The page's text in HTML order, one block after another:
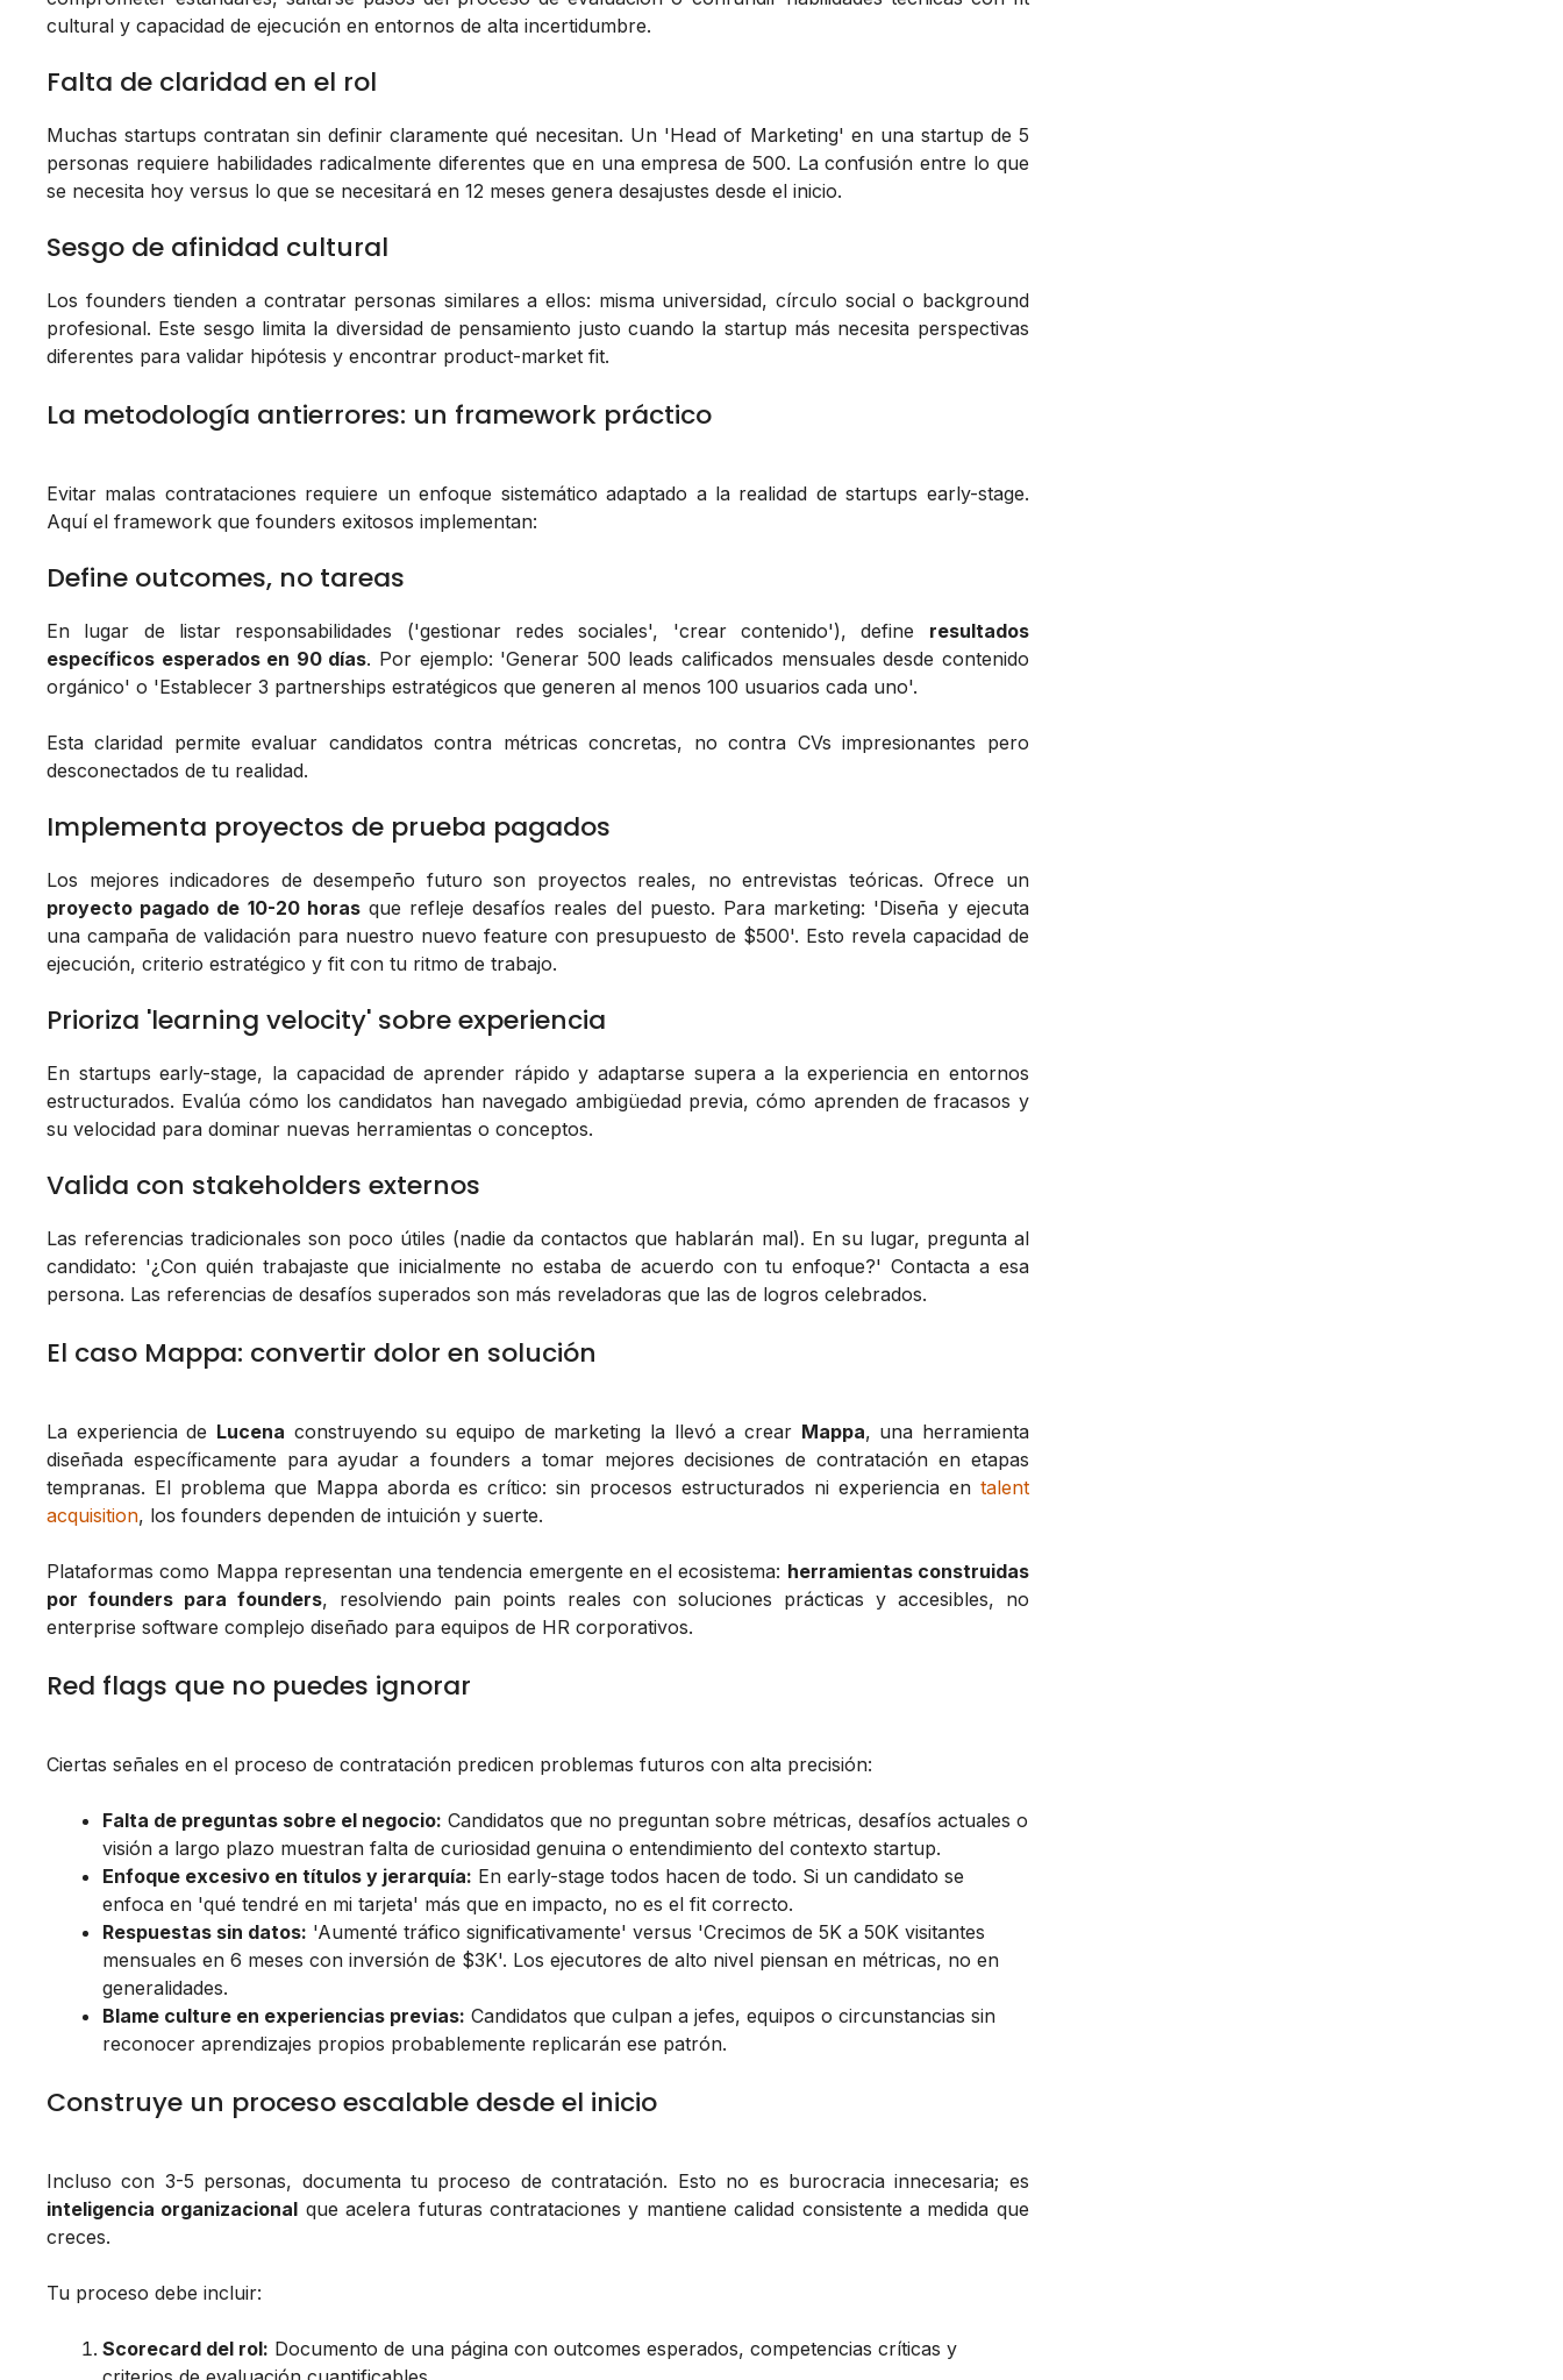
cultural y capacidad de ejecución en entornos de alta incertidumbre.
Falta de claridad en el rol
Muchas startups contratan sin definir claramente qué necesitan. Un 'Head of Marketing' en una startup de 5
personas requiere habilidades radicalmente diferentes que en una empresa de 500. La confusión entre lo que
se necesita hoy versus lo que se necesitará en 12 meses genera desajustes desde el inicio.
Sesgo de afinidad cultural
Los founders tienden a contratar personas similares a ellos: misma universidad, círculo social o background
profesional. Este sesgo limita la diversidad de pensamiento justo cuando la startup más necesita perspectivas
diferentes para validar hipótesis y encontrar product-market fit.
La metodología antierrores: un framework práctico
Evitar malas contrataciones requiere un enfoque sistemático adaptado a la realidad de startups early-stage.
Aquí el framework que founders exitosos implementan:
Define outcomes, no tareas
En lugar de listar responsabilidades ('gestionar redes sociales', 'crear contenido'), define resultados
específicos esperados en 90 días. Por ejemplo: 'Generar 500 leads calificados mensuales desde contenido
orgánico' o 'Establecer 3 partnerships estratégicos que generen al menos 100 usuarios cada uno'.
Esta claridad permite evaluar candidatos contra métricas concretas, no contra CVs impresionantes pero
desconectados de tu realidad.
Implementa proyectos de prueba pagados
Los mejores indicadores de desempeño futuro son proyectos reales, no entrevistas teóricas. Ofrece un
proyecto pagado de 10-20 horasque refleje desafíos reales del puesto. Para marketing: 'Diseña y ejecuta
una campaña de validación para nuestro nuevo feature con presupuesto de $500'. Esto revela capacidad de
ejecución, criterio estratégico y fit con tu ritmo de trabajo.
Prioriza 'learning velocity' sobre experiencia
En startups early-stage, la capacidad de aprender rápido y adaptarse supera a la experiencia en entornos
estructurados. Evalúa cómo los candidatos han navegado ambigüedad previa, cómo aprenden de fracasos y
su velocidad para dominar nuevas herramientas o conceptos.
Valida con stakeholders externos
Las referencias tradicionales son poco útiles (nadie da contactos que hablarán mal). En su lugar, pregunta al
candidato: '¿Con quién trabajaste que inicialmente no estaba de acuerdo con tu enfoque?' Contacta a esa
persona. Las referencias de desafíos superados son más reveladoras que las de logros celebrados.
El caso Mappa: convertir dolor en solución
La experiencia de Lucena construyendo su equipo de marketing la llevó a crear Mappa, una herramienta
diseñada específicamente para ayudar a founders a tomar mejores decisiones de contratación en etapas
tempranas. El problema que Mappa aborda es crítico: sin procesos estructurados ni experiencia en talent
acquisition, los founders dependen de intuición y suerte.
Plataformas como Mappa representan una tendencia emergente en el ecosistema: herramientas construidas
por founders para founders, resolviendo pain points reales con soluciones prácticas y accesibles, no
enterprise software complejo diseñado para equipos de HR corporativos.
Red flags que no puedes ignorar
Ciertas señales en el proceso de contratación predicen problemas futuros con alta precisión:
Falta de preguntas sobre el negocio: Candidatos que no preguntan sobre métricas, desafíos actuales o
visión a largo plazo muestran falta de curiosidad genuina o entendimiento del contexto startup.
Enfoque excesivo en títulos y jerarquía: En early-stage todos hacen de todo. Si un candidato se
enfoca en 'qué tendré en mi tarjeta' más que en impacto, no es el fit correcto.
Respuestas sin datos: 'Aumenté tráfico significativamente' versus 'Crecimos de 5K a 50K visitantes
mensuales en 6 meses con inversión de $3K'. Los ejecutores de alto nivel piensan en métricas, no en
generalidades.
Blame culture en experiencias previas: Candidatos que culpan a jefes, equipos o circunstancias sin
reconocer aprendizajes propios probablemente replicarán ese patrón.
Construye un proceso escalable desde el inicio
Incluso con 3-5 personas, documenta tu proceso de contratación. Esto no es burocracia innecesaria; es
inteligencia organizacional que acelera futuras contrataciones y mantiene calidad consistente a medida que
creces.
Tu proceso debe incluir:
Scorecard del rol: Documento de una página con outcomes esperados, competencias críticas y